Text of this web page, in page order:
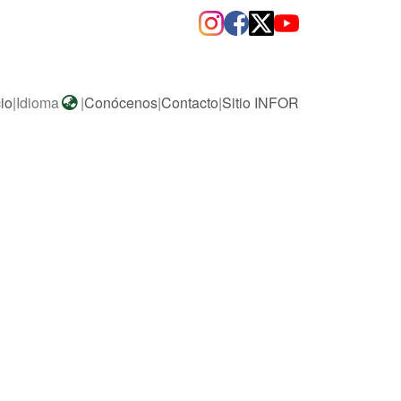
|Idioma |Conócenos|Contacto|Sitio INFOR